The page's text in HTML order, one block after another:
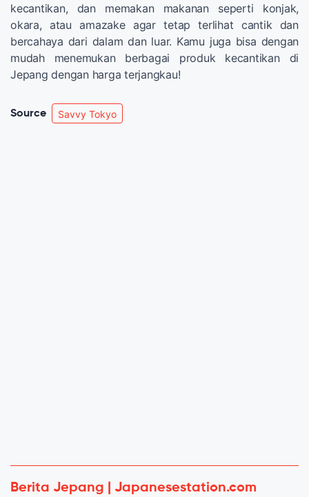
kecantikan, dan memakan makanan seperti konjak,
okara, atau amazake agar tetap terlihat cantik dan
bercahaya dari dalam dan luar. Kamu juga bisa dengan
mudah menemukan berbagai produk kecantikan di
Jepang dengan harga terjangkau!
Source Savvy Tokyo
Berita Jepang | Japanesestation.com